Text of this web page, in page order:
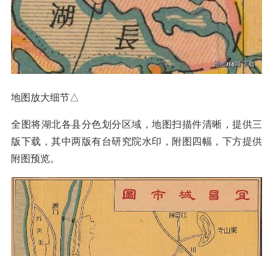
地图放大细节△
全图将湖北各县分色划分区域，地图扫描件清晰，提供三
版下载，其中两版有台研究院水印，附图四幅，下方提供
附图预览。